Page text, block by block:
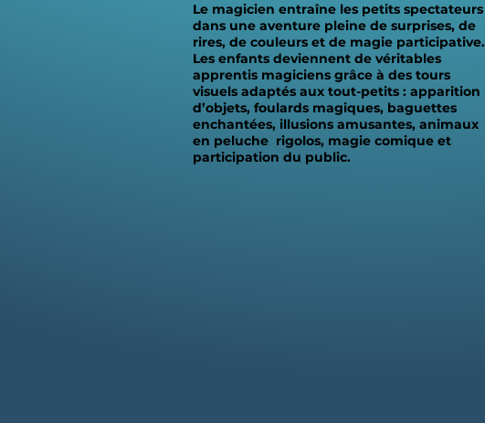
Le magicien entraîne les petits spectateurs
dans une aventure pleine de surprises, de
rires, de couleurs et de magie participative.
Les enfants deviennent de véritables
apprentis magiciens grâce à des tours
visuels adaptés aux tout-petits : apparition
d’objets, foulards magiques, baguettes
enchantées, illusions amusantes, animaux
en peluche rigolos, magie comique et
participation du public.